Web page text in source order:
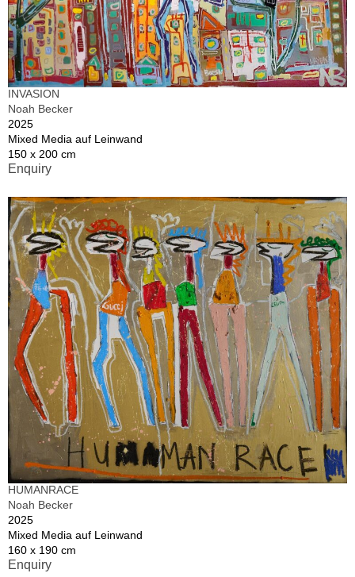
INVASION
Noah Becker
2025
Mixed Media auf Leinwand
150 x 200 cm
Enquiry
HUMANRACE
Noah Becker
2025
Mixed Media auf Leinwand
160 x 190 cm
Enquiry